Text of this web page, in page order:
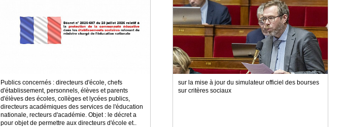
Publics concernés : directeurs d'école, chefs
d'établissement, personnels, élèves et parents
d'élèves des écoles, collèges et lycées publics,
directeurs académiques des services de l'éducation
nationale, recteurs d'académie. Objet : le décret a
pour objet de permettre aux directeurs d'école et..
sur la mise à jour du simulateur officiel des bourses
sur critères sociaux